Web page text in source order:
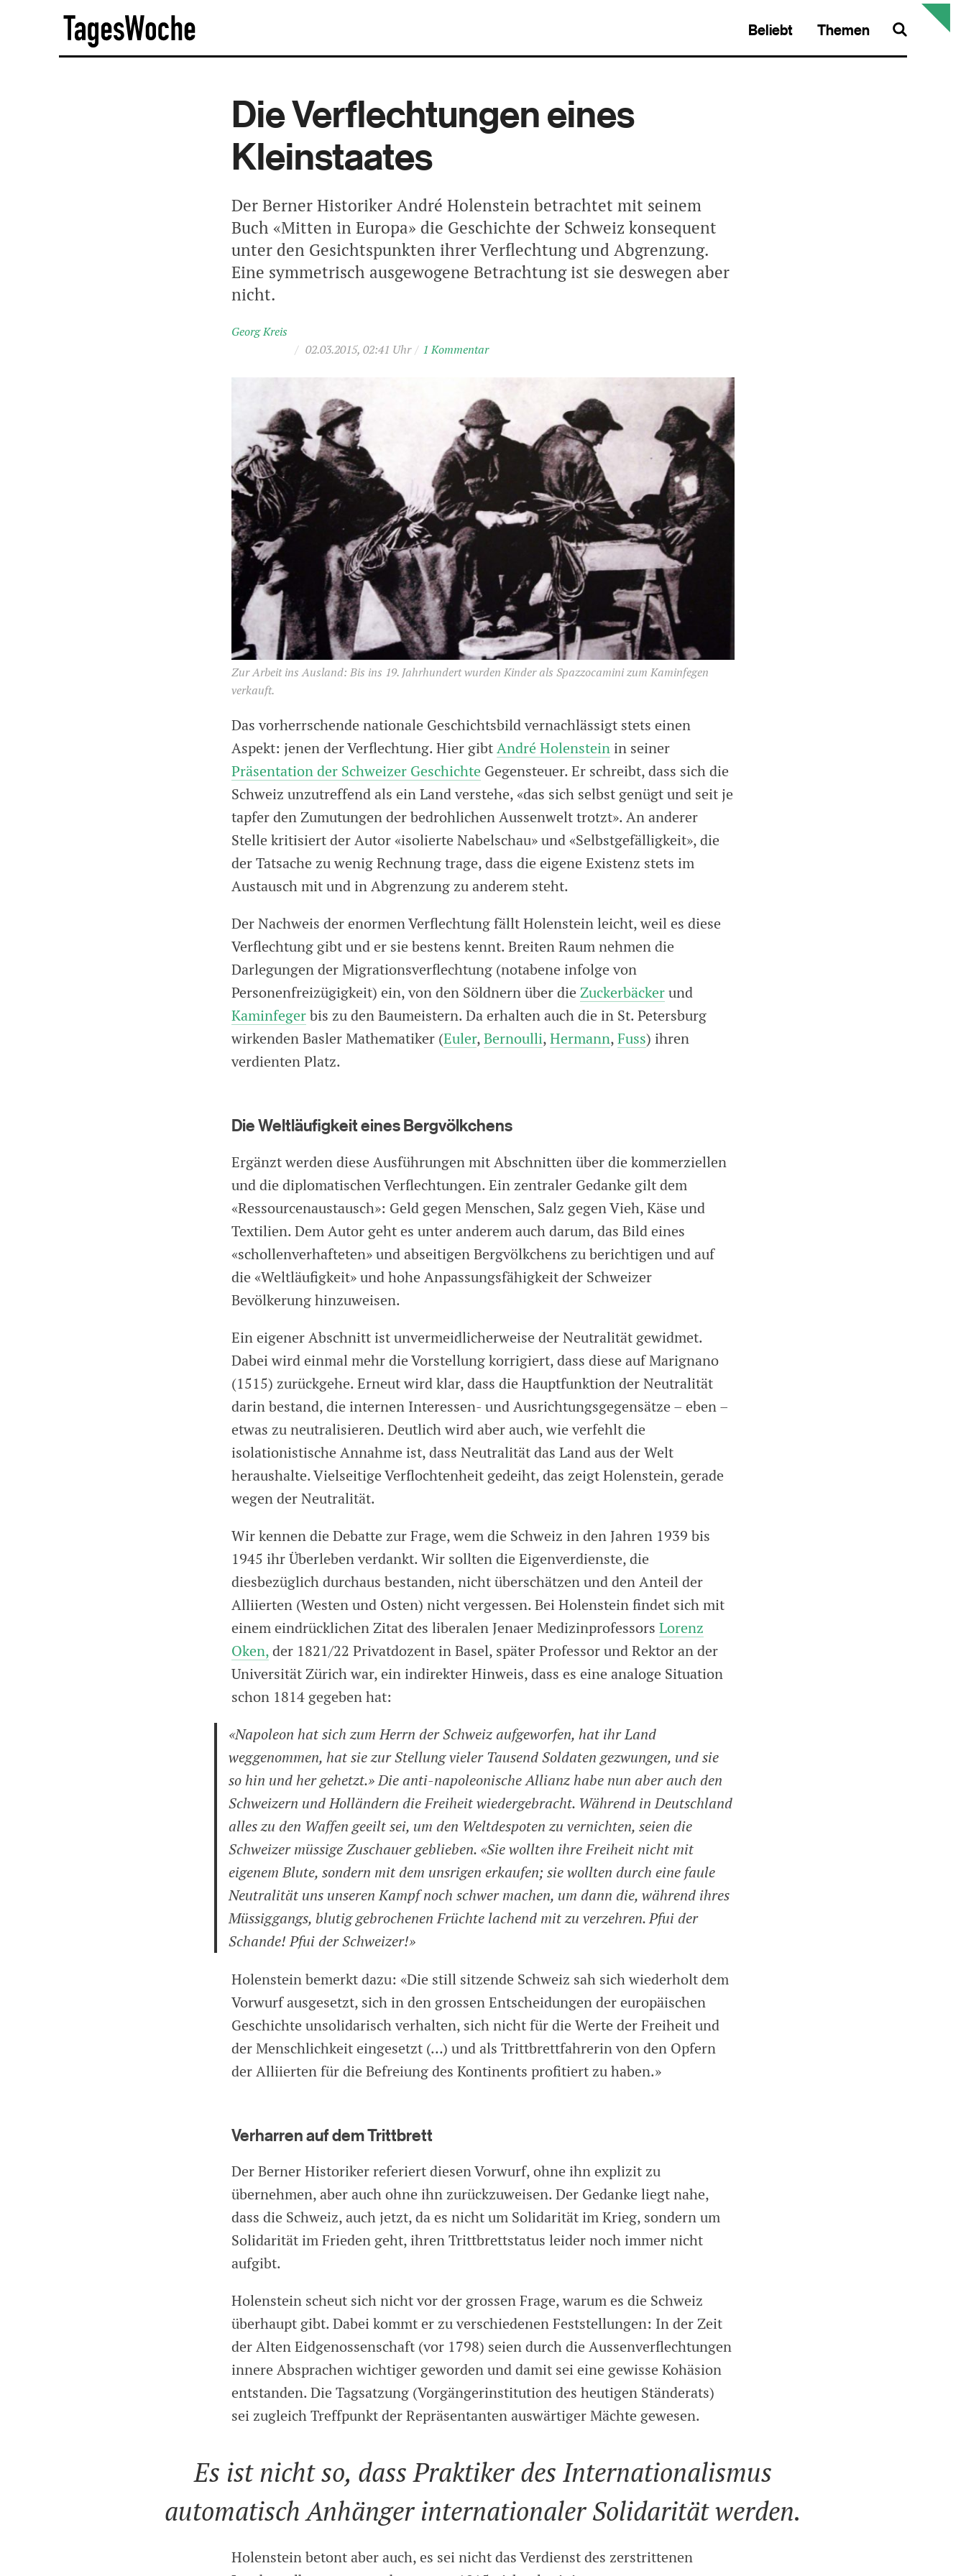
Beliebt Themen
Die Verflechtungen eines
Kleinstaates
Der Berner Historiker André Holenstein betrachtet mit seinem
Buch «Mitten in Europa» die Geschichte der Schweiz konsequent
unter den Gesichtspunkten ihrer Verflechtung und Abgrenzung.
Eine symmetrisch ausgewogene Betrachtung ist sie deswegen aber
nicht.
Georg Kreis
/ 02.03.2015, 02:41 Uhr / 1 Kommentar
Zur Arbeit ins Ausland: Bis ins 19. Jahrhundert wurden Kinder als Spazzocamini zum Kaminfegen
verkauft.
Das vorherrschende nationale Geschichtsbild vernachlässigt stets einen
Aspekt: jenen der Verflechtung. Hier gibtAndré Holenstein in seiner
Präsentation der Schweizer Geschichte Gegensteuer. Er schreibt, dass sich die
Schweiz unzutreffend als ein Land verstehe, «das sich selbst genügt und seit je
tapfer den Zumutungen der bedrohlichen Aussenwelt trotzt». An anderer
Stelle kritisiert der Autor «isolierte Nabelschau» und «Selbstgefälligkeit», die
der Tatsache zu wenig Rechnung trage, dass die eigene Existenz stets im
Austausch mit und in Abgrenzung zu anderem steht.
Der Nachweis der enormen Verflechtung fällt Holenstein leicht, weil es diese
Verflechtung gibt und er sie bestens kennt. Breiten Raum nehmen die
Darlegungen der Migrationsverflechtung (notabene infolge von
Personenfreizügigkeit) ein, von den Söldnern über die Zuckerbäckerund
Kaminfegerbis zu den Baumeistern. Da erhalten auch die in St. Petersburg
wirkenden Basler Mathematiker (Euler,Bernoulli,Hermann,Fuss) ihren
verdienten Platz.
Die Weltläufigkeit eines Bergvölkchens
Ergänzt werden diese Ausführungen mit Abschnitten über die kommerziellen
und die diplomatischen Verflechtungen. Ein zentraler Gedanke gilt dem
«Ressourcenaustausch»: Geld gegen Menschen, Salz gegen Vieh, Käse und
Textilien. Dem Autor geht es unter anderem auch darum, das Bild eines
«schollenverhafteten» und abseitigen Bergvölkchens zu berichtigen und auf
die «Weltläufigkeit» und hohe Anpassungsfähigkeit der Schweizer
Bevölkerung hinzuweisen.
Ein eigener Abschnitt ist unvermeidlicherweise der Neutralität gewidmet.
Dabei wird einmal mehr die Vorstellung korrigiert, dass diese auf Marignano
(1515) zurückgehe. Erneut wird klar, dass die Hauptfunktion der Neutralität
darin bestand, die internen Interessen- und Ausrichtungsgegensätze – eben –
etwas zu neutralisieren. Deutlich wird aber auch, wie verfehlt die
isolationistische Annahme ist, dass Neutralität das Land aus der Welt
heraushalte. Vielseitige Verflochtenheit gedeiht, das zeigt Holenstein, gerade
wegen der Neutralität.
Wir kennen die Debatte zur Frage, wem die Schweiz in den Jahren 1939 bis
1945 ihr Überleben verdankt. Wir sollten die Eigenverdienste, die
diesbezüglich durchaus bestanden, nicht überschätzen und den Anteil der
Alliierten (Westen und Osten) nicht vergessen. Bei Holenstein findet sich mit
einem eindrücklichen Zitat des liberalen Jenaer Medizinprofessors Lorenz
Oken,der 1821/22 Privatdozent in Basel, später Professor und Rektor an der
Universität Zürich war, ein indirekter Hinweis, dass es eine analoge Situation
schon 1814 gegeben hat:
«Napoleon hat sich zum Herrn der Schweiz aufgeworfen, hat ihr Land
weggenommen, hat sie zur Stellung vieler Tausend Soldaten gezwungen, und sie
so hin und her gehetzt.» Die anti-napoleonische Allianz habe nun aber auch den
Schweizern und Holländern die Freiheit wiedergebracht. Während in Deutschland
alles zu den Waffen geeilt sei, um den Weltdespoten zu vernichten, seien die
Schweizer müssige Zuschauer geblieben. «Sie wollten ihre Freiheit nicht mit
eigenem Blute, sondern mit dem unsrigen erkaufen; sie wollten durch eine faule
Neutralität uns unseren Kampf noch schwer machen, um dann die, während ihres
Müssiggangs, blutig gebrochenen Früchte lachend mit zu verzehren. Pfui der
Schande! Pfui der Schweizer!»
Holenstein bemerkt dazu: «Die still sitzende Schweiz sah sich wiederholt dem
Vorwurf ausgesetzt, sich in den grossen Entscheidungen der europäischen
Geschichte unsolidarisch verhalten, sich nicht für die Werte der Freiheit und
der Menschlichkeit eingesetzt (…) und als Trittbrettfahrerin von den Opfern
der Alliierten für die Befreiung des Kontinents profitiert zu haben.»
Verharren auf dem Trittbrett
Der Berner Historiker referiert diesen Vorwurf, ohne ihn explizit zu
übernehmen, aber auch ohne ihn zurückzuweisen. Der Gedanke liegt nahe,
dass die Schweiz, auch jetzt, da es nicht um Solidarität im Krieg, sondern um
Solidarität im Frieden geht, ihren Trittbrettstatus leider noch immer nicht
aufgibt.
Holenstein scheut sich nicht vor der grossen Frage, warum es die Schweiz
überhaupt gibt. Dabei kommt er zu verschiedenen Feststellungen: In der Zeit
der Alten Eidgenossenschaft (vor 1798) seien durch die Aussenverflechtungen
innere Absprachen wichtiger geworden und damit sei eine gewisse Kohäsion
entstanden. Die Tagsatzung (Vorgängerinstitution des heutigen Ständerats)
sei zugleich Treffpunkt der Repräsentanten auswärtiger Mächte gewesen.
Es ist nicht so, dass Praktiker des Internationalismus
automatisch Anhänger internationaler Solidarität werden.
Holenstein betont aber auch, es sei nicht das Verdienst des zerstrittenen